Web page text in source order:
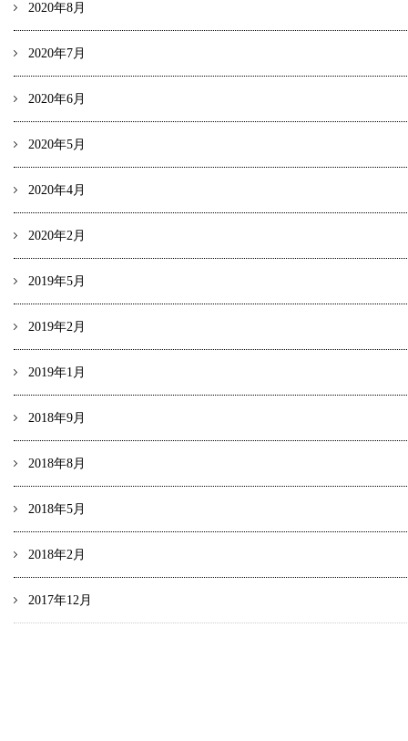
2020年8月
2020年7月
2020年6月
2020年5月
2020年4月
2020年2月
2019年5月
2019年2月
2019年1月
2018年9月
2018年8月
2018年5月
2018年2月
2017年12月